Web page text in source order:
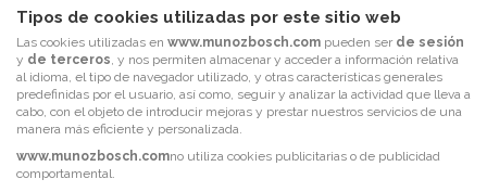
Tipos de cookies utilizadas por este sitio web
Las cookies utilizadas en www.munozbosch.com pueden ser de sesión
y de terceros , y nos permiten almacenar y acceder a información relativa
al idioma, el tipo de navegador utilizado, y otras características generales
predefinidas por el usuario, así como, seguir y analizar la actividad que lleva a
cabo, con el objeto de introducir mejoras y prestar nuestros servicios de una
manera más eficiente y personalizada.
www.munozbosch.comno utiliza cookies publicitarias o de publicidad
comportamental.